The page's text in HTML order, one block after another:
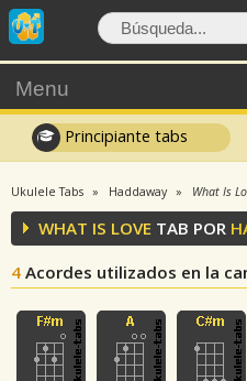
Menu
Principiante tabs
Ukulele Tabs Haddaway What Is
WHAT IS LOVE TAB POR
4 Acordes utilizados en la